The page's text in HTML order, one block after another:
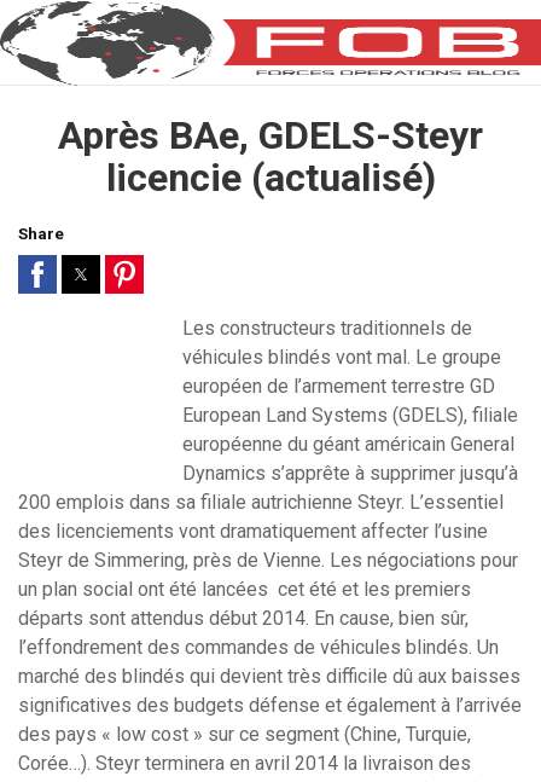
Après BAe, GDELS-Steyr
licencie (actualisé)
Share
Les constructeurs traditionnels de
véhicules blindés vont mal. Le groupe
européen de l’armement terrestre GD
European Land Systems (GDELS), filiale
européenne du géant américain General
Dynamics s’apprête à supprimer jusqu’à
200 emplois dans sa filiale autrichienne Steyr. L’essentiel
des licenciements vont dramatiquement affecter l’usine
Steyr de Simmering, près de Vienne. Les négociations pour
un plan social ont été lancées cet été et les premiers
départs sont attendus début 2014. En cause, bien sûr,
l’effondrement des commandes de véhicules blindés. Un
marché des blindés qui devient très difficile dû aux baisses
significatives des budgets défense et également à l’arrivée
des pays « low cost » sur ce segment (Chine, Turquie,
Corée…). Steyr terminera en avril 2014 la livraison des